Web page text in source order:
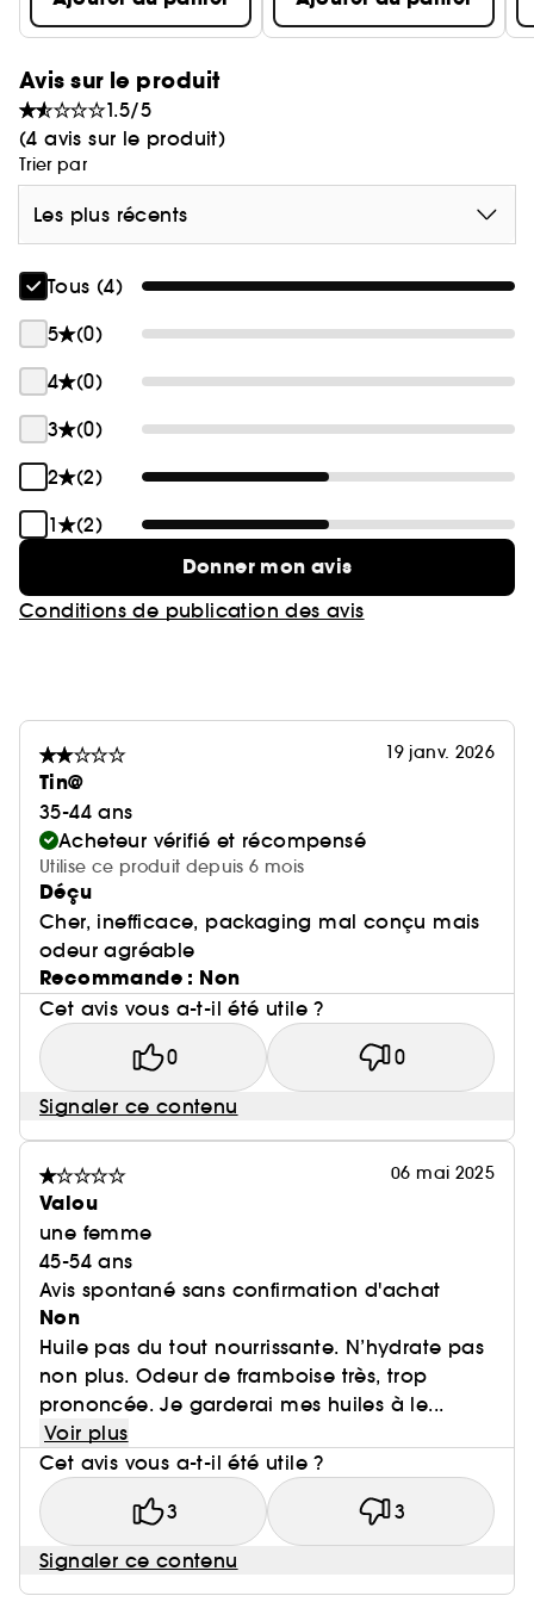
Avis sur le produit
1.5/5
(4 avis sur le produit)
Trier par
Les plus récents
Tous (4)
5
(0)
4
(0)
3
(0)
2
(2)
1
(2)
Donner mon avis
Conditions de publication des avis
19 janv. 2026
Tin@
35-44 ans
Acheteur vérifié et récompensé
Utilise ce produit depuis 6 mois
Déçu
Cher, inefficace, packaging mal conçu mais
odeur agréable
Recommande : Non
Cet avis vous a-t-il été utile ?
0 0
Signaler ce contenu
06 mai 2025
Valou
une femme
45-54 ans
Avis spontané sans confirmation d'achat
Non
Huile pas du tout nourrissante. N’hydrate pas
non plus. Odeur de framboise très, trop
prononcée. Je garderai mes huiles à le...
Voir plus
Cet avis vous a-t-il été utile ?
3 3
Signaler ce contenu